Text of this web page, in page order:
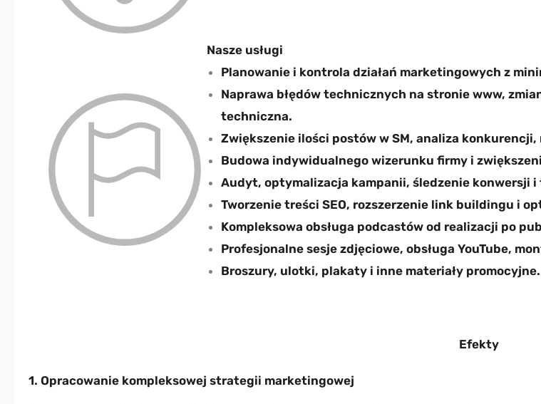
Nasze usługi​
Planowanie i kontrola działań marketingowych z
Naprawa błędów technicznych na stronie www,
techniczna.
Zwiększenie ilości postów w SM, analiza
Budowa indywidualnego wizerunku firmy i
Audyt, optymalizacja kampanii, śledzenie konwersji
Tworzenie treści SEO, rozszerzenie link buildingu i
Kompleksowa obsługa podcastów od realizacji po
Profesjonalne sesje zdjęciowe, obsługa YouTube,
Broszury, ulotki, plakaty i inne materiały promocyjne.
Efekty
1. Opracowanie kompleksowej strategii marketingowej